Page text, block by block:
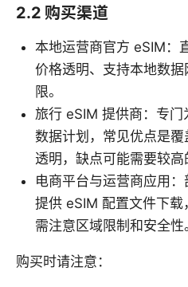
2.2 购买渠道
本地运营商官方 eSIM：
价格透明、支持本地数
限。
旅行 eSIM 提供商：专
数据计划，常见优点是
透明，缺点可能需要较高
电商平台与运营商应用
提供 eSIM 配置文件下
需注意区域限制和安全性
购买时请注意：